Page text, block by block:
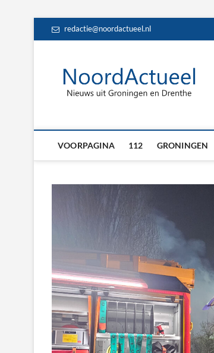
redactie@noordactueel.nl
VOORPAGINA 112 GRONINGEN